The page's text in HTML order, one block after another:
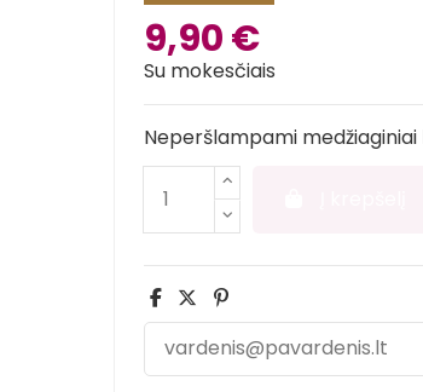
9,90 €
Su mokesčiais
Neperšlampami medžiaginiai